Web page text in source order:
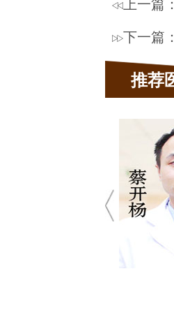
上一篇
下一篇
推荐
蔡开
★ 10余
★ 肤康
青
发